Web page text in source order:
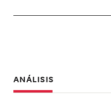
ANÁLISIS